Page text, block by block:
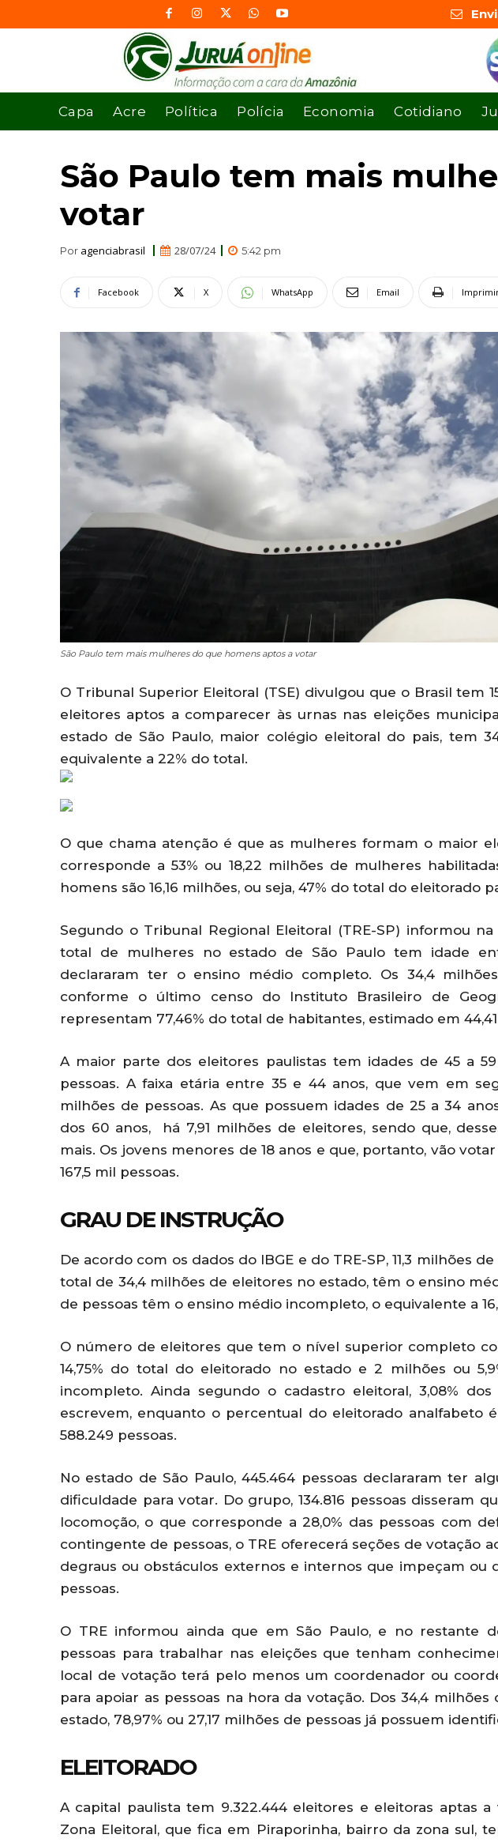
Capa Acre Política Polícia Economia Cotidiano
São Paulo tem mais
votar
Por agenciabrasil 28/07/24 5:42 pm
Facebook X WhatsApp Email
São Paulo tem mais mulheres do que homens aptos a votar
O Tribunal Superior Eleitoral (TSE) divulgou que o Brasil tem
eleitores aptos a comparecer às urnas nas eleições
estado de São Paulo, maior colégio eleitoral do pais, tem
equivalente a 22% do total.
O que chama atenção é que as mulheres formam o maior
corresponde a 53% ou 18,22 milhões de mulheres
homens são 16,16 milhões, ou seja, 47% do total do eleitorado
Segundo o Tribunal Regional Eleitoral (TRE-SP) informou na
total de mulheres no estado de São Paulo tem idade
declararam ter o ensino médio completo. Os 34,4
conforme o último censo do Instituto Brasileiro de
representam 77,46% do total de habitantes, estimado em
A maior parte dos eleitores paulistas tem idades de 45 a
pessoas. A faixa etária entre 35 e 44 anos, que vem em
milhões de pessoas. As que possuem idades de 25 a 34
dos 60 anos, há 7,91 milhões de eleitores, sendo que,
mais. Os jovens menores de 18 anos e que, portanto, vão
167,5 mil pessoas.
GRAU DE INSTRUÇÃO
De acordo com os dados do IBGE e do TRE-SP, 11,3 milhões
total de 34,4 milhões de eleitores no estado, têm o ensino
de pessoas têm o ensino médio incompleto, o equivalente a
O número de eleitores que tem o nível superior completo
14,75% do total do eleitorado no estado e 2 milhões ou
incompleto. Ainda segundo o cadastro eleitoral, 3,08%
escrevem, enquanto o percentual do eleitorado analfabeto é
588.249 pessoas.
No estado de São Paulo, 445.464 pessoas declararam ter
dificuldade para votar. Do grupo, 134.816 pessoas disseram
locomoção, o que corresponde a 28,0% das pessoas com
contingente de pessoas, o TRE oferecerá seções de votação
degraus ou obstáculos externos e internos que impeçam ou
pessoas.
O TRE informou ainda que em São Paulo, e no restante
pessoas para trabalhar nas eleições que tenham
local de votação terá pelo menos um coordenador ou
para apoiar as pessoas na hora da votação. Dos 34,4
estado, 78,97% ou 27,17 milhões de pessoas já possuem
ELEITORADO
A capital paulista tem 9.322.444 eleitores e eleitoras aptas
Zona Eleitoral, que fica em Piraporinha, bairro da zona sul,